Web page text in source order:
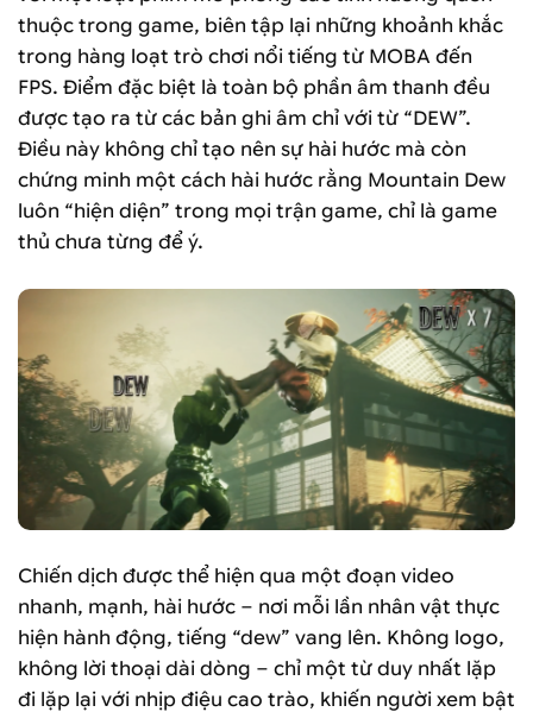
thuộc trong game, biên tập lại những khoảnh khắc
trong hàng loạt trò chơi nổi tiếng từ MOBA đến
FPS. Điểm đặc biệt là toàn bộ phần âm thanh đều
được tạo ra từ các bản ghi âm chỉ với từ “DEW”.
Điều này không chỉ tạo nên sự hài hước mà còn
chứng minh một cách hài hước rằng Mountain Dew
luôn “hiện diện” trong mọi trận game, chỉ là game
thủ chưa từng để ý.
Chiến dịch được thể hiện qua một đoạn video
nhanh, mạnh, hài hước – nơi mỗi lần nhân vật thực
hiện hành động, tiếng “dew” vang lên. Không logo,
không lời thoại dài dòng – chỉ một từ duy nhất lặp
đi lặp lại với nhịp điệu cao trào, khiến người xem bật